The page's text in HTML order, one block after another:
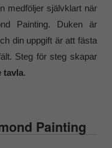
medföljer självklart när
Painting. Duken är
din uppgift är att fästa
Steg för steg skapar
tavla.
Painting